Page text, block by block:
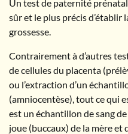
Un test de paternité
sûr et le plus précis
grossesse.
Contrairement à d’autres
de cellules du placenta
ou l’extraction d’un
(amniocentèse), tout ce qui
est un échantillon de sang
joue (buccaux) de la mère et